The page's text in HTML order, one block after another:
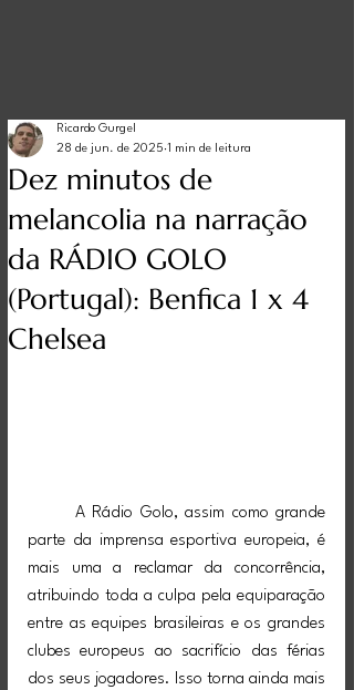
Dez minutos de
melancolia na narração
da RÁDIO GOLO
(Portugal): Benfica 1 x 4
Chelsea
Ricardo Gurgel
28 de jun. de 2025 1 min de leitura
parte da imprensa esportiva europeia, é
mais uma a reclamar da concorrência,
atribuindo toda a culpa pela equiparação
entre as equipes brasileiras e os grandes
clubes europeus ao sacrifício das férias
dos seus jogadores. Isso torna ainda mais